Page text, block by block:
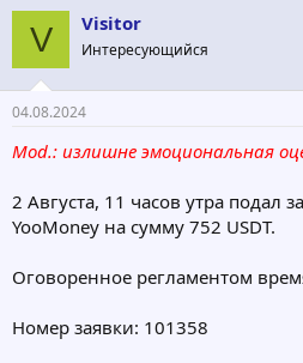
V Visitor
Интересующийся
04.08.2024
Mod.: излишне эмоциональная
2 Августа, 11 часов утра подал
YooMoney на сумму 752 USDT.
Оговоренное регламентом
Номер заявки: 101358